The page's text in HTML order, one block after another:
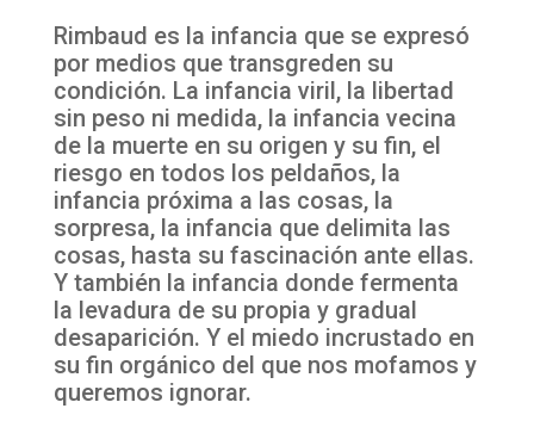
Rimbaud es la infancia que se expresó
por medios que transgreden su
condición. La infancia viril, la libertad
sin peso ni medida, la infancia vecina
de la muerte en su origen y su fin, el
riesgo en todos los peldaños, la
infancia próxima a las cosas, la
sorpresa, la infancia que delimita las
cosas, hasta su fascinación ante ellas.
Y también la infancia donde fermenta
la levadura de su propia y gradual
desaparición. Y el miedo incrustado en
su fin orgánico del que nos mofamos y
queremos ignorar.